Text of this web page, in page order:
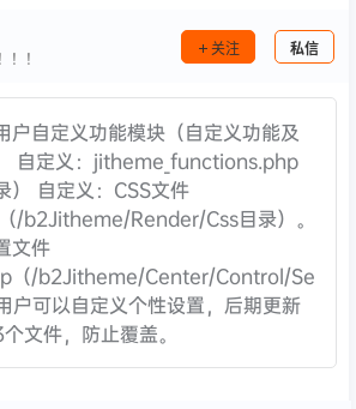
！ 关注 私信
户自定义功能模块（自定义功能及
自定义：jitheme_functions.php
） 自定义：CSS文件
/b2Jitheme/Render/Css目录）。
文件
（/b2Jitheme/Center/Control/Se
户可以自定义个性设置，后期更新
文件，防止覆盖。